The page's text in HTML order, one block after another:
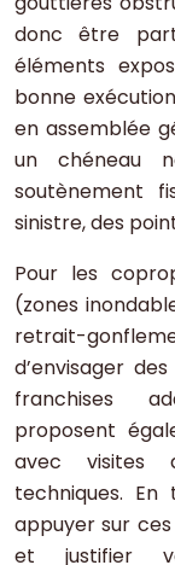
donc être
éléments
bonne
en assemblée
un chéneau
soutènement
sinistre, des
Pour les
(zones
retrait-
d’envisager
franchises
proposent
avec visites
techniques.
appuyer sur
et justifier